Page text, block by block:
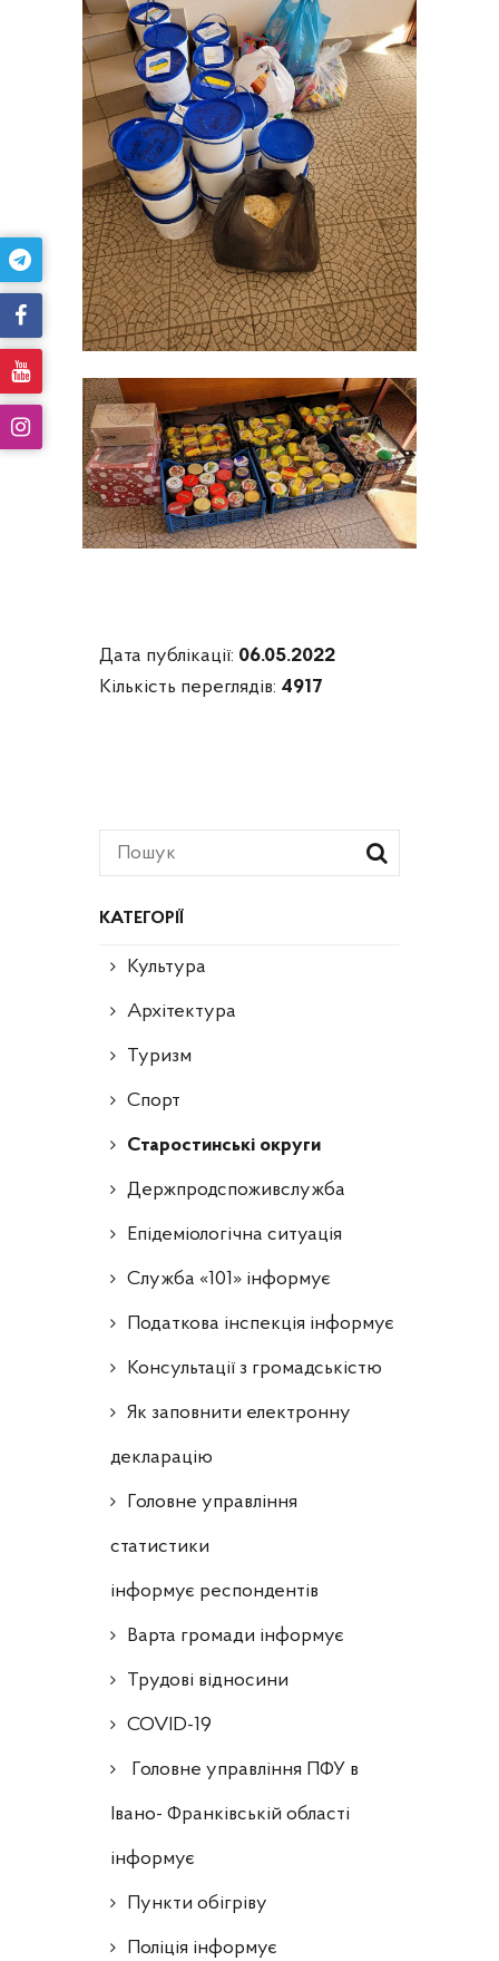
КАТЕГОРІЇ
Культура
Архітектура
Туризм
Спорт
Старостинські округи
Держпродспоживслужба
Епідеміологічна ситуація
Служба «101» інформує
Податкова інспекція інформує
Консультації з громадськістю
Як заповнити електронну
декларацію
Головне управління
статистики
інформує респондентів
Варта громади інформує
Трудові відносини
COVID-19
Головне управління ПФУ в
Івано- Франківській області
інформує
Пункти обігріву
Поліція інформує
Дата публікації: 06.05.2022
Кількість переглядів: 4917